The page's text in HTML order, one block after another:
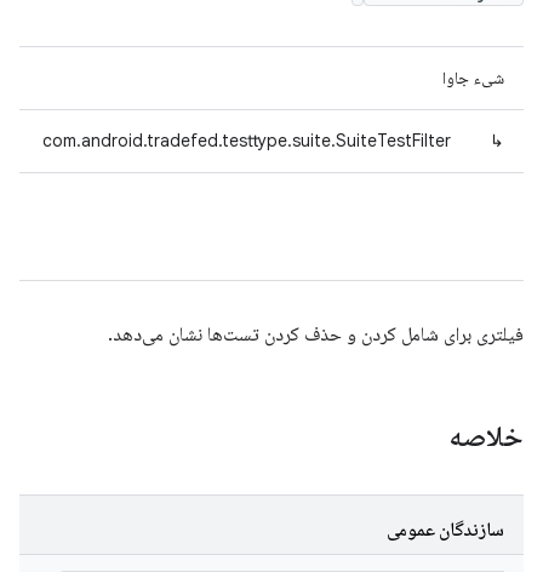
شیء جاوا
↳
com.android.tradefed.testtype.suite.SuiteTestFilter
فیلتری برای شامل کردن و حذف کردن تست‌ها نشان می‌دهد.
خلاصه
سازندگان عمومی